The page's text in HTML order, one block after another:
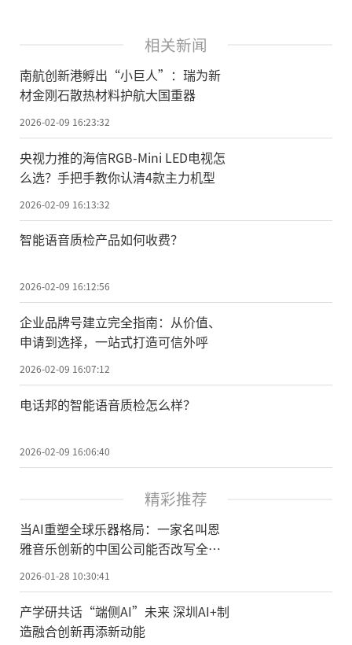
相关新闻
南航创新港孵出“小巨人”：瑞为新
材金刚石散热材料护航大国重器
2026-02-09 16:23:32
央视力推的海信RGB-Mini LED电视怎
么选？手把手教你认清4款主力机型
2026-02-09 16:13:32
智能语音质检产品如何收费？
2026-02-09 16:12:56
企业品牌号建立完全指南：从价值、
申请到选择，一站式打造可信外呼
2026-02-09 16:07:12
电话邦的智能语音质检怎么样？
2026-02-09 16:06:40
精彩推荐
当AI重塑全球乐器格局：一家名叫恩
雅音乐创新的中国公司能否改写全球
乐器创新史？
2026-01-28 10:30:41
产学研共话“端侧AI”未来 深圳AI+制
造融合创新再添新动能